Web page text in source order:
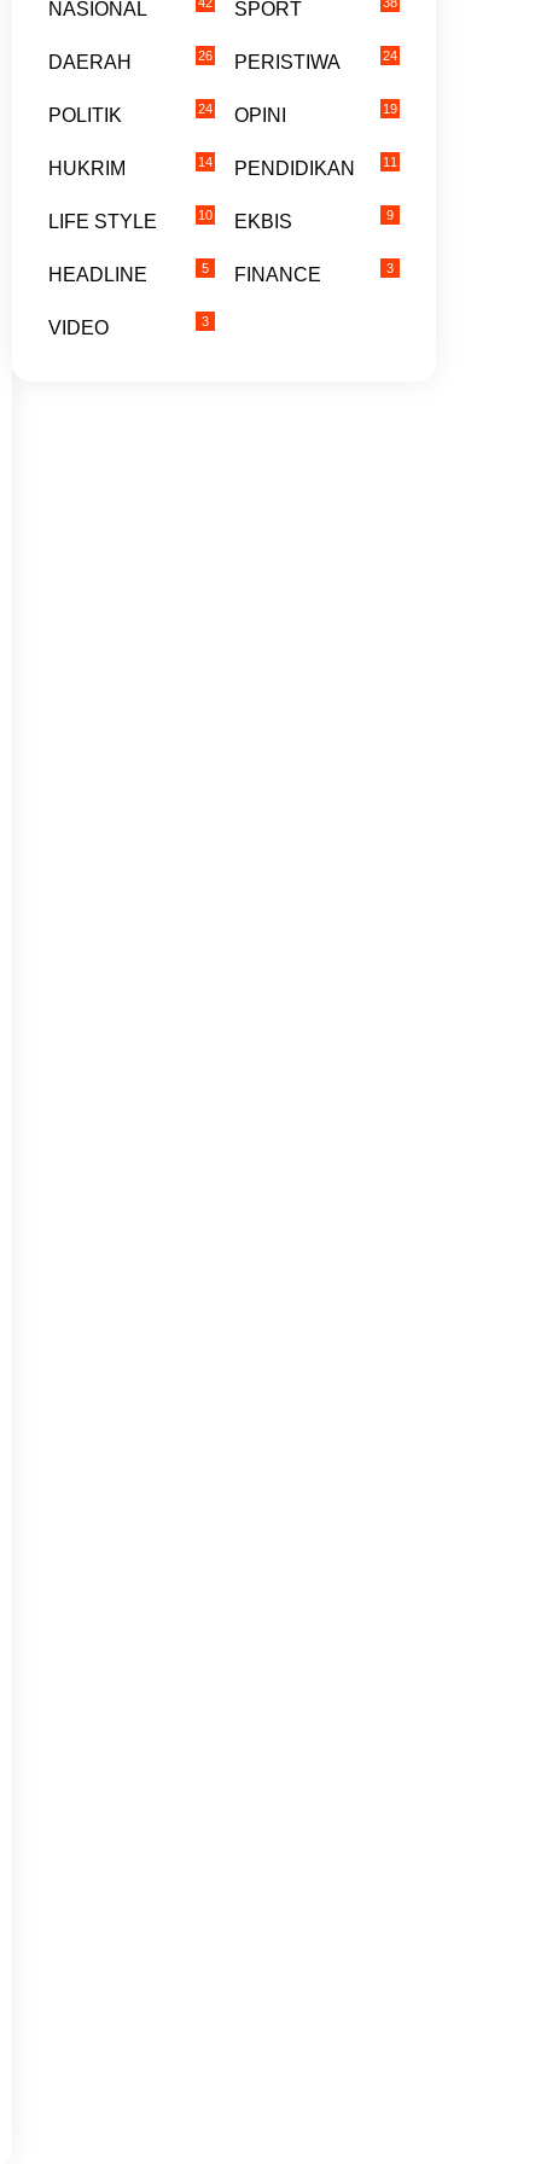
NASIONAL SPORT
DAERAH 26 PERISTIWA 24
POLITIK 24 OPINI 19
HUKRIM 14 PENDIDIKAN 11
LIFE STYLE 10 EKBIS 9
HEADLINE 5 FINANCE 3
VIDEO 3